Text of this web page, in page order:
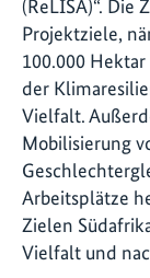
(ReLISA)“. Die
Projektziele,
100.000
der
Vielfalt.
Mobilisierung
Arbeitsplätze
Zielen
Vielfalt und